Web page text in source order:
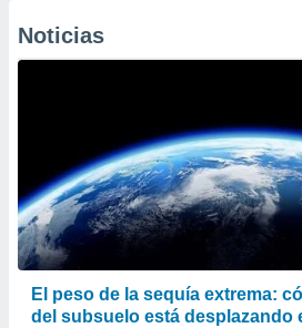
Noticias
El peso de la sequía extrema:
del subsuelo está desplazando